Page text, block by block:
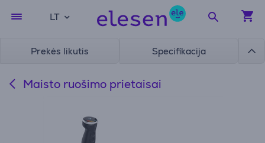
LT
Prekės likutis Specifikacija
Maisto ruošimo prietaisai